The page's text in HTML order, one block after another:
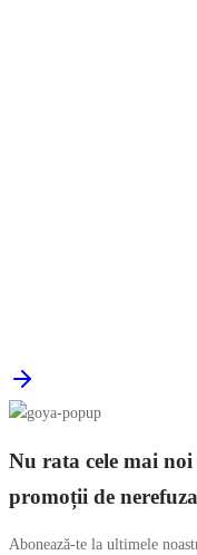
Nu rata cele mai noi
promoții de
Abonează-te la ultimele